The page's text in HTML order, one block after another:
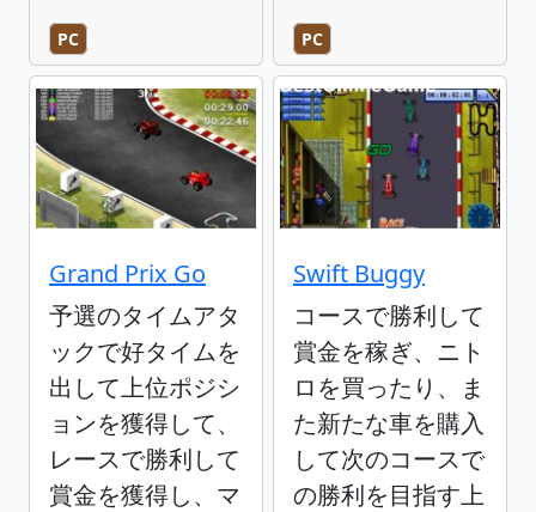
PC PC
Grand Prix Go
予選のタイムアタ
ックで好タイムを
出して上位ポジシ
ョンを獲得して、
レースで勝利して
賞金を獲得し、マ
Swift Buggy
コースで勝利して
賞金を稼ぎ、ニト
ロを買ったり、ま
た新たな車を購入
して次のコースで
の勝利を目指す上